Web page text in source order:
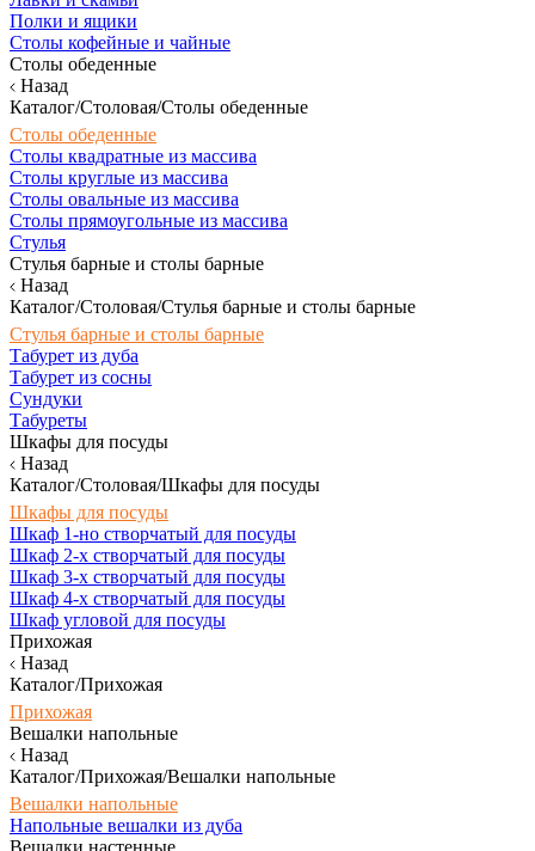
Полки и ящики
Столы кофейные и чайные
Столы обеденные
Назад
Каталог/Столовая/Столы обеденные
Столы обеденные
Столы квадратные из массива
Столы круглые из массива
Столы овальные из массива
Столы прямоугольные из массива
Стулья
Стулья барные и столы барные
Назад
Каталог/Столовая/Стулья барные и столы барные
Стулья барные и столы барные
Табурет из дуба
Табурет из сосны
Сундуки
Табуреты
Шкафы для посуды
Назад
Каталог/Столовая/Шкафы для посуды
Шкафы для посуды
Шкаф 1-но створчатый для посуды
Шкаф 2-х створчатый для посуды
Шкаф 3-х створчатый для посуды
Шкаф 4-х створчатый для посуды
Шкаф угловой для посуды
Прихожая
Назад
Каталог/Прихожая
Прихожая
Вешалки напольные
Назад
Каталог/Прихожая/Вешалки напольные
Вешалки напольные
Напольные вешалки из дуба
Вешалки настенные